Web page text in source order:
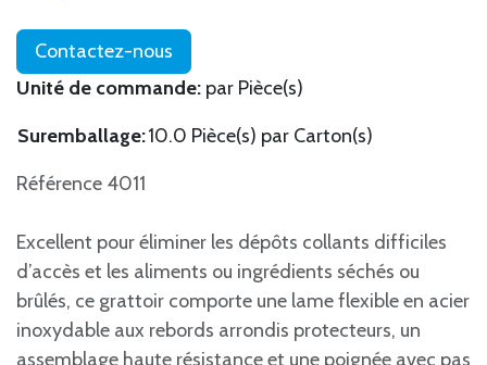
Contactez-nous
Unité de commande: par Pièce(s)
Suremballage:10.0 Pièce(s) par Carton(s)
Référence 4011
Excellent pour éliminer les dépôts collants difficiles
d’accès et les aliments ou ingrédients séchés ou
brûlés, ce grattoir comporte une lame flexible en acier
inoxydable aux rebords arrondis protecteurs, un
assemblage haute résistance et une poignée avec pas